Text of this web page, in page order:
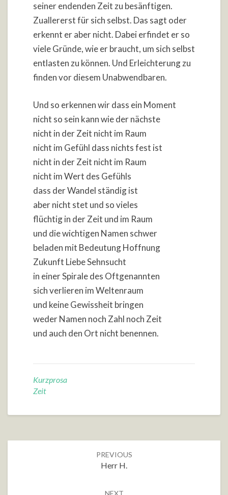
seiner endenden Zeit zu besänftigen.
Zuallererst für sich selbst. Das sagt oder
erkennt er aber nicht. Dabei erfindet er so
viele Gründe, wie er braucht, um sich selbst
entlasten zu können. Und Erleichterung zu
finden vor diesem Unabwendbaren.
Und so erkennen wir dass ein Moment
nicht so sein kann wie der nächste
nicht in der Zeit nicht im Raum
nicht im Gefühl dass nichts fest ist
nicht in der Zeit nicht im Raum
nicht im Wert des Gefühls
dass der Wandel ständig ist
aber nicht stet und so vieles
flüchtig in der Zeit und im Raum
und die wichtigen Namen schwer
beladen mit Bedeutung Hoffnung
Zukunft Liebe Sehnsucht
in einer Spirale des Oftgenannten
sich verlieren im Weltenraum
und keine Gewissheit bringen
weder Namen noch Zahl noch Zeit
und auch den Ort nicht benennen.
Kurzprosa
Zeit
PREVIOUS
Herr H.
NEXT